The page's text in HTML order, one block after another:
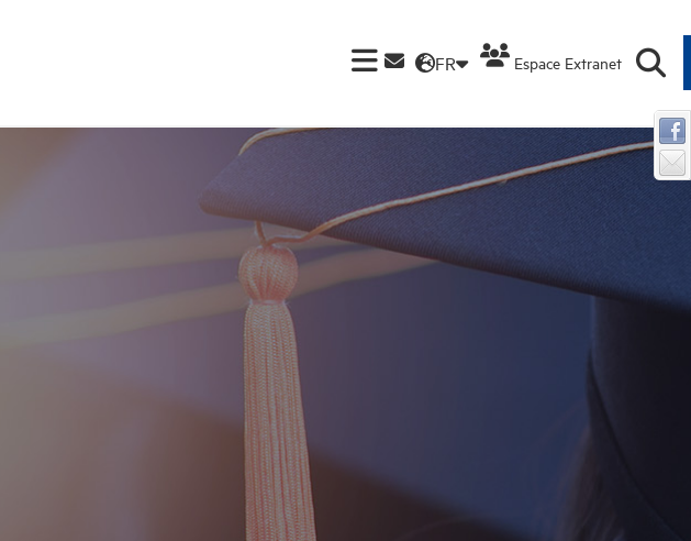
FR Espace Extranet